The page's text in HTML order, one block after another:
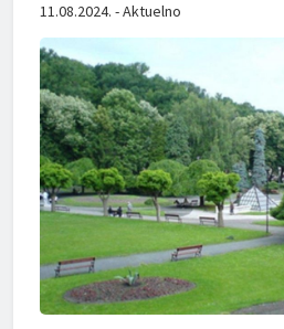
11.08.2024. - Aktuelno